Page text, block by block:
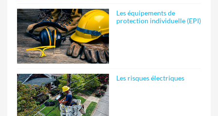
Les équipements de
protection individuelle (EPI)
Les risques électriques